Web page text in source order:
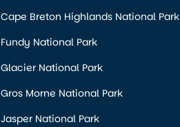
Cape Breton Highlands National Park
Fundy National Park
Glacier National Park
Gros Morne National Park
Jasper National Park